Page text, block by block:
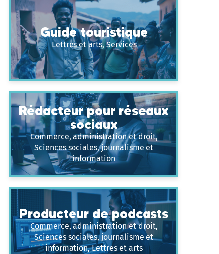
Guide touristique
Lettres et arts, Services
Rédacteur pour réseaux
sociaux
Commerce, administration et droit,
Sciences sociales, journalisme et
information
Producteur de podcasts
Commerce, administration et droit,
Sciences sociales, journalisme et
information, Lettres et arts